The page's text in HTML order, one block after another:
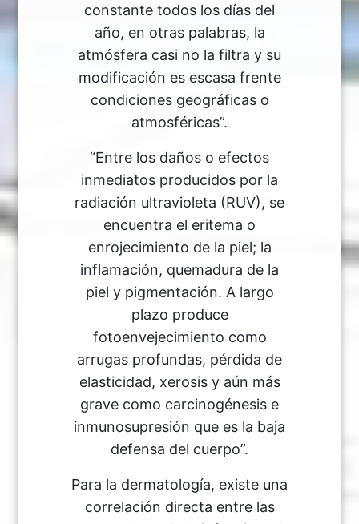
constante todos los días del
año, en otras palabras, la
atmósfera casi no la filtra y su
modificación es escasa frente
condiciones geográficas o
atmosféricas”.
“Entre los daños o efectos
inmediatos producidos por la
radiación ultravioleta (RUV), se
encuentra el eritema o
enrojecimiento de la piel; la
inflamación, quemadura de la
piel y pigmentación. A largo
plazo produce
fotoenvejecimiento como
arrugas profundas, pérdida de
elasticidad, xerosis y aún más
grave como carcinogénesis e
inmunosupresión que es la baja
defensa del cuerpo”.
Para la dermatología, existe una
correlación directa entre las